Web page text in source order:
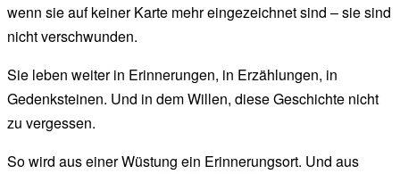
wenn sie auf keiner Karte mehr eingezeichnet sind – sie sind
nicht verschwunden.
Sie leben weiter in Erinnerungen, in Erzählungen, in
Gedenksteinen. Und in dem Willen, diese Geschichte nicht
zu vergessen.
So wird aus einer Wüstung ein Erinnerungsort. Und aus